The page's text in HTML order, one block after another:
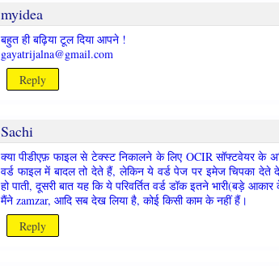
myidea
बहुत ही बढ़िया टूल दिया आपने !
gayatrijalna@gmail.com
Reply
Sachi
क्या पीडीएफ़ फाइल से टेक्स्ट निकालने के लिए OCIR सॉफ्टवेयर के
वर्ड फाइल में बादल तो देते हैं, लेकिन ये वर्ड पेज पर इमेज चिपका
हो पाती, दूसरी बात यह कि ये परिवर्तित वर्ड डॉक इतने भारी(बड़े
मैंने zamzar, आदि सब देख लिया है, कोई किसी काम के नहीं हैं।
Reply